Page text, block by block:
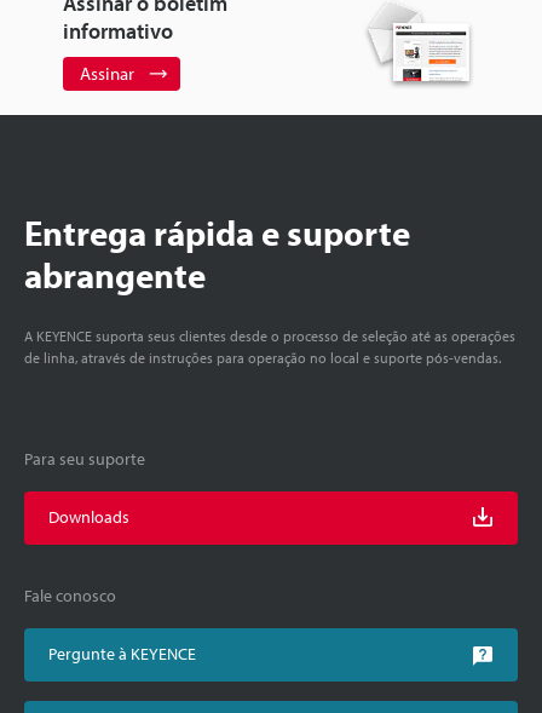
informativo
Assinar
Entrega rápida e suporte
abrangente
A KEYENCE suporta seus clientes desde o processo de seleção até as operações
de linha, através de instruções para operação no local e suporte pós-vendas.
Para seu suporte
Downloads
Fale conosco
Pergunte à KEYENCE